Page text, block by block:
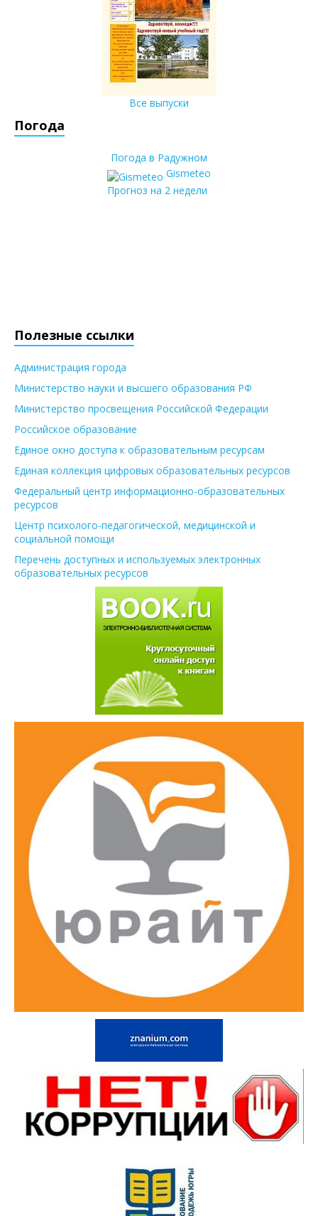
Все выпуски
Погода
Погода в Радужном
Gismeteo
Прогноз на 2 недели
Полезные ссылки
Администрация города
Министерство науки и высшего образования РФ
Министерство просвещения Российской Федерации
Российское образование
Единое окно доступа к образовательным ресурсам
Единая коллекция цифровых образовательных ресурсов
Федеральный центр информационно-образовательных
ресурсов
Центр психолого-педагогической, медицинской и
социальной помощи
Перечень доступных и используемых электронных
образовательных ресурсов